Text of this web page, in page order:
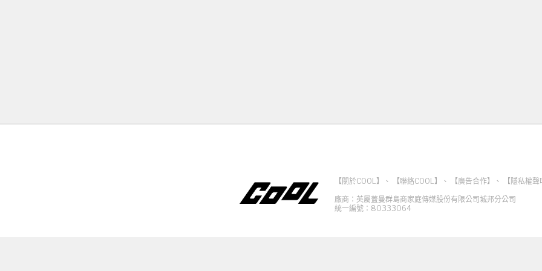
【關於COOL】 、 【聯絡COOL】 、 【廣告合作】 、
【隱私權
廠商：英屬蓋曼群島商家庭傳媒股份有限公司城邦分公司
統一編號：80333064